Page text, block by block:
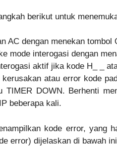
berikut untuk
AC dengan menekan
mode interogasi dengan
aktif jika kode H_ _
kerusakan atau error kode
TIMER DOWN. Berhenti
beberapa kali.
kode error, yang
error) dijelaskan di bawah